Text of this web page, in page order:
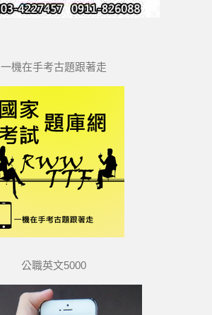
一機在手考古題跟著走
公職英文5000